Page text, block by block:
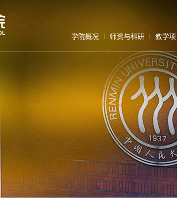
学院概况 师资与科研 教学